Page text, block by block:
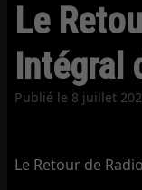
Le
Intégral
Publié le 8 juillet
Le Retour de